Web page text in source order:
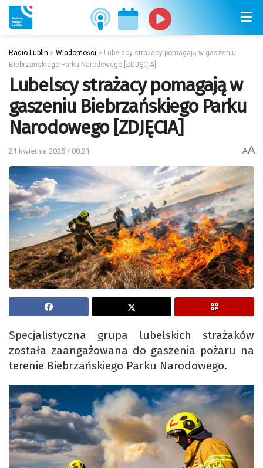
Radio Lublin > Wiadomości > Lubelscy strażacy pomagają w gaszeniu
Biebrzańskiego Parku Narodowego [ZDJĘCIA]
Lubelscy strażacy pomagają w
gaszeniu Biebrzańskiego Parku
Narodowego [ZDJĘCIA]
21 kwietnia 2025 / 08:21 AA
Specjalistyczna grupa lubelskich strażaków
została zaangażowana do gaszenia pożaru na
terenie Biebrzańskiego Parku Narodowego.